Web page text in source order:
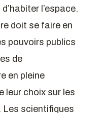
l’espace.
doit se faire en
pouvoirs publics
de
en pleine
leur choix sur les
scientifiques